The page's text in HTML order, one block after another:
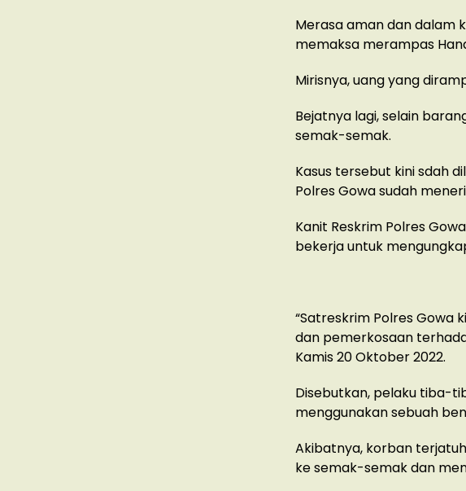
Merasa aman dan dalam
memaksa merampas
Mirisnya, uang yang
Bejatnya lagi, selain
semak-semak.
Kasus tersebut kini sdah
Polres Gowa sudah
Kanit Reskrim Polres
bekerja untuk
“Satreskrim Polres Gowa
dan pemerkosaan
Kamis 20 Oktober 2022.
Disebutkan, pelaku tiba-
menggunakan sebuah
Akibatnya, korban
ke semak-semak dan